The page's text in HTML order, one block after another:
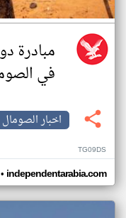
مبادرة
في
اخبار الصومال
TG09DS
• independentarabia.com